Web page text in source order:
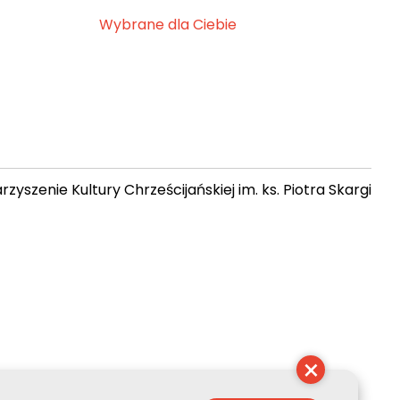
Wybrane dla Ciebie
Kultury Chrześcijańskiej im. ks. Piotra Skargi
×